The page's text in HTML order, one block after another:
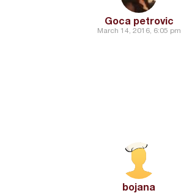
Goca petrovic
March 14, 2016, 6:05 pm
bojana